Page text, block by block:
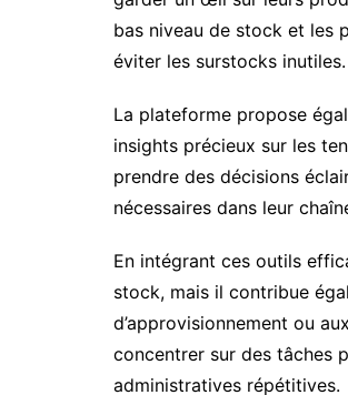
bas niveau de stock et les
éviter les surstocks inutiles.
La plateforme propose
insights précieux sur les
prendre des décisions
nécessaires dans leur
En intégrant ces outils
stock, mais il contribue
d’approvisionnement ou
concentrer sur des tâches
administratives répétitives.